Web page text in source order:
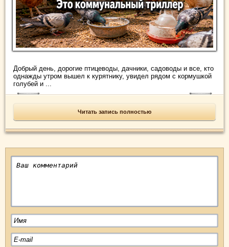
Добрый день, дорогие птицеводы, дачники, садоводы и все, кто
однажды утром вышел к курятнику, увидел рядом с кормушкой
голубей и ...
Читать запись полностью